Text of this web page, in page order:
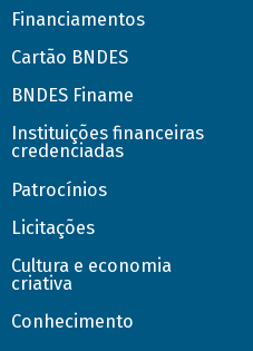
Financiamentos
Cartão BNDES
BNDES Finame
Instituições financeiras
credenciadas
Patrocínios
Licitações
Cultura e economia
criativa
Conhecimento